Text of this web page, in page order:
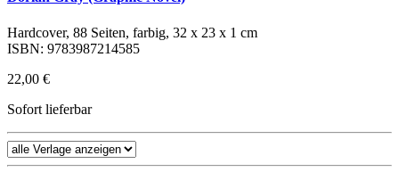
Hardcover, 88 Seiten, farbig, 32 x 23 x 1 cm
ISBN: 9783987214585
22,00 €
Sofort lieferbar